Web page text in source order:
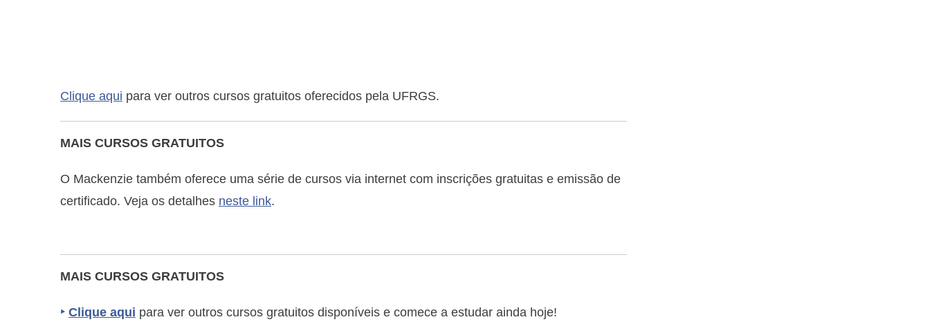
Clique aqui para ver outros cursos gratuitos oferecidos pela UFRGS.
MAIS CURSOS GRATUITOS
O Mackenzie também oferece uma série de cursos via internet com inscrições gratuitas e emissão de
certificado. Veja os detalhes neste link.
MAIS CURSOS GRATUITOS
‣ Clique aqui para ver outros cursos gratuitos disponíveis e comece a estudar ainda hoje!